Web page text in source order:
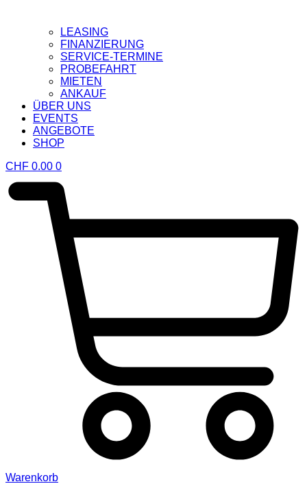
LEASING
FINANZIERUNG
SERVICE-TERMINE
PROBEFAHRT
MIETEN
ANKAUF
ÜBER UNS
EVENTS
ANGEBOTE
SHOP
CHF 0.00 0
Warenkorb